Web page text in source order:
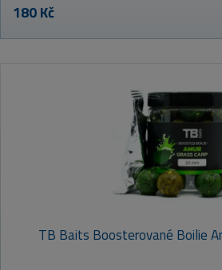
180 Kč
TB Baits Boosterované Boilie